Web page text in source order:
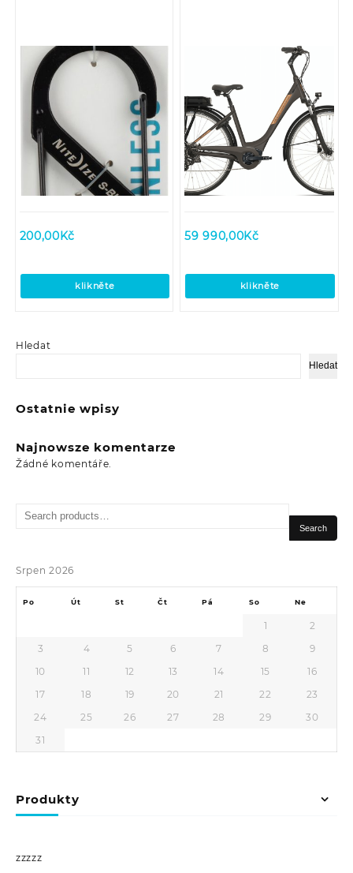
Hledat
Hledat
Ostatnie wpisy
Najnowsze komentarze
Žádné komentáře.
200,00Kč
klikněte
59 990,00Kč
klikněte
Search
Search
Srpen 2026
Po Út St Čt Pá So Ne
1
2
3
4 5 6 7 8
9
10
11 12 13 14 15
16
17
18 19 20 21 22
23
24
25 26 27 28 29
30
31
Produkty
zzzzz